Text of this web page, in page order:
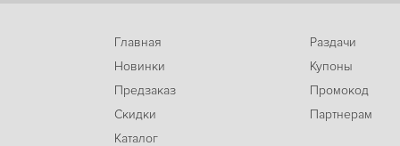
Главная
Новинки
Предзаказ
Скидки
Каталог
Раздачи
Купоны
Промокод
Партнерам